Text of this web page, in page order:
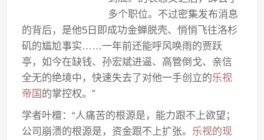
多个职位。不过密集发布消息
的背后，是他5日即成功金蝉脱壳、悄悄飞往洛杉
矶的尴尬事实……一年前还能呼风唤雨的贾跃
亭，如今在缺钱、孙宏斌进逼、高管倒戈、亲信
全无的绝境中，快速失去了对他一手创立的乐视
帝国 的掌控权。”
学者叶檀：“人痛苦的根源是，能力跟不上欲望；
公司崩溃的根源是，资金跟不上扩张。 乐视的现